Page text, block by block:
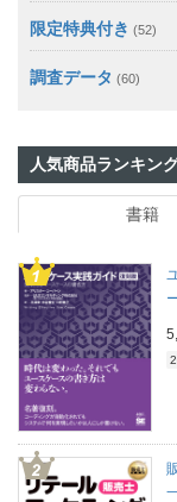
限定特典付き (52)
調査データ (60)
人気商品ランキン
書籍